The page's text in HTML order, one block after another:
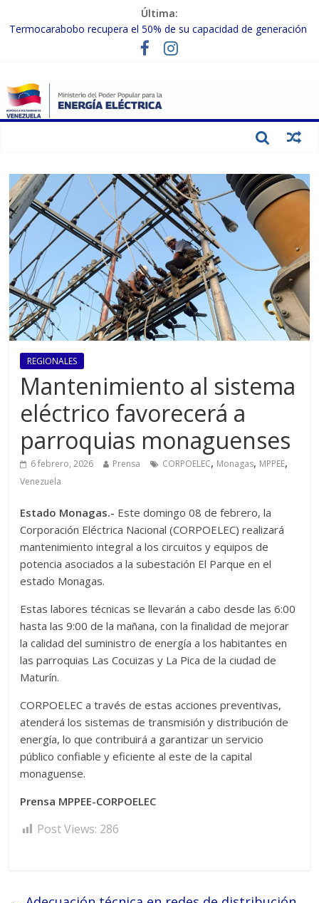
Última:
Termocarabobo recupera el 50% de su capacidad de generación
MPPEE avanza en la recuperación de infraestructuras eléctricas
Gobierno Nacional coordina acciones con el sector privado para
fortalecer el SEN ante el «Súper Niño»
Inspeccionan trabajos de rehabilitación en instalaciones del SEN
REGIONALES
Mantenimiento al sistema
eléctrico favorecerá a
parroquias monaguenses
6 febrero, 2026 Prensa CORPOELEC, Monagas, MPPEE,
Venezuela
Estado Monagas.- Este domingo 08 de febrero, la
Corporación Eléctrica Nacional (CORPOELEC) realizará
mantenimiento integral a los circuitos y equipos de
potencia asociados a la subestación El Parque en el
estado Monagas.
Estas labores técnicas se llevarán a cabo desde las 6:00
hasta las 9:00 de la mañana, con la finalidad de mejorar
la calidad del suministro de energía a los habitantes en
las parroquias Las Cocuizas y La Pica de la ciudad de
Maturín.
CORPOELEC a través de estas acciones preventivas,
atenderá los sistemas de transmisión y distribución de
energía, lo que contribuirá a garantizar un servicio
público confiable y eficiente al este de la capital
monaguense.
Prensa MPPEE-CORPOELEC
Post Views: 286